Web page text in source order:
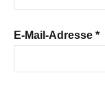
E-Mail-Adresse *